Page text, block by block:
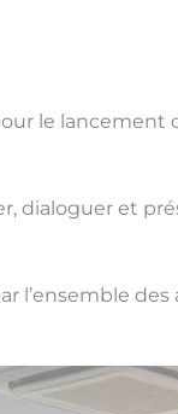
le lancement
dialoguer et
l’ensemble